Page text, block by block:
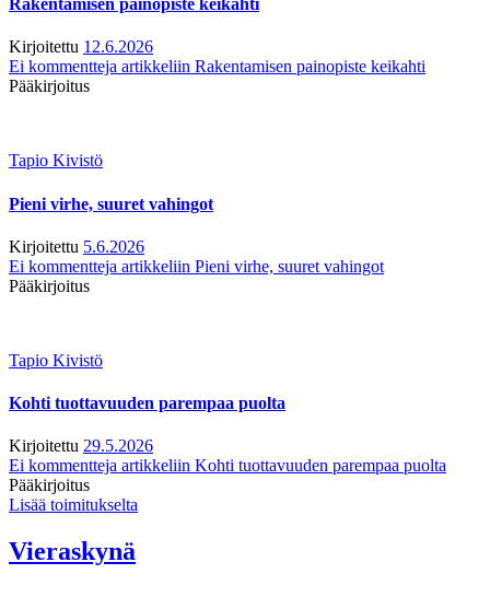
Rakentamisen painopiste keikahti
Kirjoitettu 12.6.2026
Ei kommentteja artikkeliin Rakentamisen painopiste keikahti
Pääkirjoitus
Tapio Kivistö
Pieni virhe, suuret vahingot
Kirjoitettu 5.6.2026
Ei kommentteja artikkeliin Pieni virhe, suuret vahingot
Pääkirjoitus
Tapio Kivistö
Kohti tuottavuuden parempaa puolta
Kirjoitettu 29.5.2026
Ei kommentteja artikkeliin Kohti tuottavuuden parempaa puolta
Pääkirjoitus
Lisää toimitukselta
Vieraskynä